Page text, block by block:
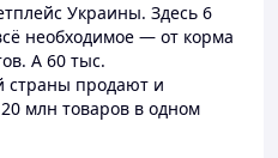
Украины. Здесь 6
необходимое — от корма
А 60 тыс.
страны продают и
млн товаров в одном